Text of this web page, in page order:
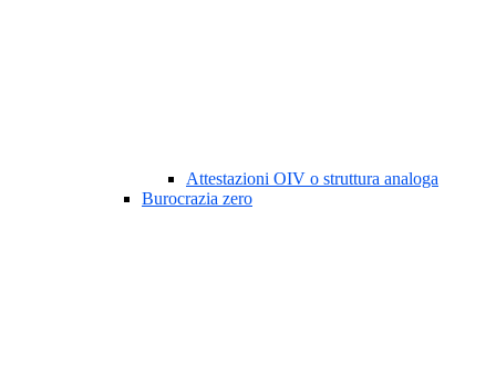
Attestazioni OIV o struttura analoga
Burocrazia zero